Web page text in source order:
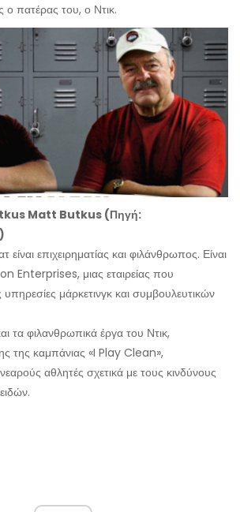
ο πατέρας του, ο Ντικ.
Matt Butkus (Πηγή:
επιχειρηματίας και φιλάνθρωπος. Είναι
Enterprises, μιας εταιρείας που
μάρκετινγκ και συμβουλευτικών
τα φιλανθρωπικά έργα του Ντικ,
της καμπάνιας «I Play Clean»,
αθλητές σχετικά με τους κινδύνους